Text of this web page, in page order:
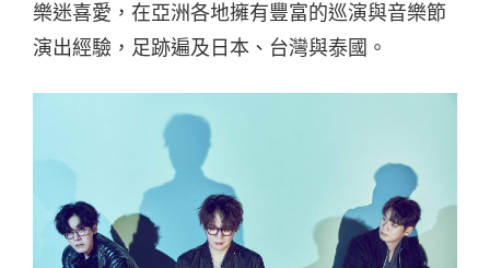
樂迷喜愛，在亞洲各地擁有豐富的巡演與音樂節
演出經驗，足跡遍及日本、台灣與泰國。